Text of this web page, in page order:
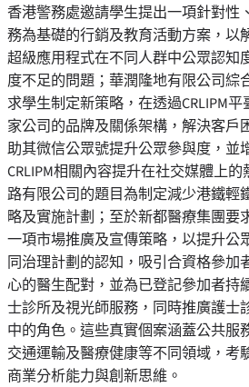
香港警務處邀請學生提出一項針對性
務為基礎的行銷及教育活動方案，以
超級應用程式在不同人群中公眾認知
度不足的問題；華潤隆地有限公司綜
求學生制定新策略，在透過CRLIPM
家公司的品牌及關係架構，解決客戶
助其微信公眾號提升公眾參與度，並
CRLIPM相關內容提升在社交媒體上
路有限公司的題目為制定減少港鐵輕
略及實施計劃；至於新都醫療集團要
一項市場推廣及宣傳策略，以提升公
同治理計劃的認知，吸引合資格參加
心的醫生配對，並為已登記參加者持
士診所及視光師服務，同時推廣護士
中的角色。這些真實個案涵蓋公共服
交通運輸及醫療健康等不同領域，考
商業分析能力與創新思維。